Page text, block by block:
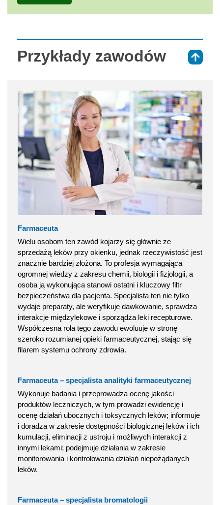
Przykłady zawodów
Farmaceuta
Wielu osobom ten zawód kojarzy się głównie ze
sprzedażą leków przy okienku, jednak rzeczywistość jest
znacznie bardziej złożona. To profesja wymagająca
ogromnej wiedzy z zakresu chemii, biologii i fizjologii, a
osoba ją wykonująca stanowi ostatni i kluczowy filtr
bezpieczeństwa dla pacjenta. Specjalista ten nie tylko
wydaje preparaty, ale weryfikuje dawkowanie, sprawdza
interakcje międzylekowe i sporządza leki recepturowe.
Współczesna rola tego zawodu ewoluuje w stronę
szeroko rozumianej opieki farmaceutycznej, stając się
filarem systemu ochrony zdrowia.
Farmaceuta – specjalista analityki farmaceutycznej
Wykonuje badania i przeprowadza ocenę jakości
produktów leczniczych, w tym prowadzi ewidencję i
ocenę działań ubocznych i toksycznych leków; informuje
i doradza w zakresie dostępności biologicznej leków i ich
kumulacji, eliminacji z ustroju i możliwych interakcji z
innymi lekami; podejmuje działania w zakresie
monitorowania i kontrolowania działań niepożądanych
leków.
Farmaceuta – specjalista bromatologii